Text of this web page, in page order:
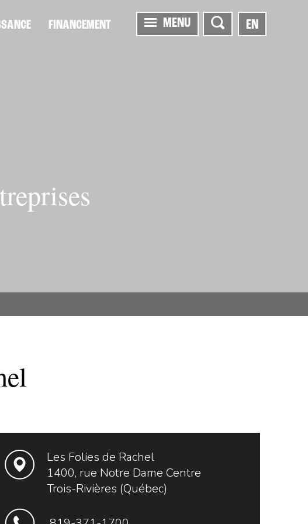
FINANCEMENT MENU EN
Les Folies de Rachel
1400, rue Notre Dame Centre
Trois-Rivières (Québec)